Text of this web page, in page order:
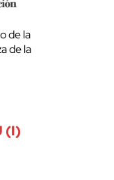
de la
de la
(I)